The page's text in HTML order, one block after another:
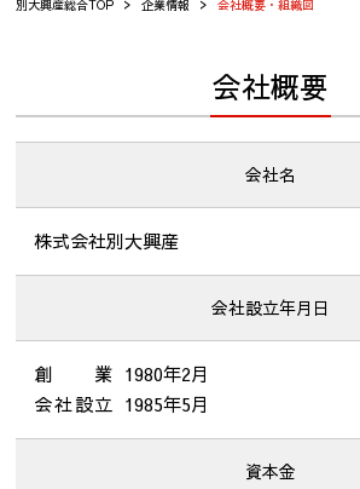
別大興産総合TOP 企業情報 会社概要・組織図
会社概要
会社名
株式会社別大興産
会社設立年月日
創業 1980年2月
会社設立 1985年5月
資本金